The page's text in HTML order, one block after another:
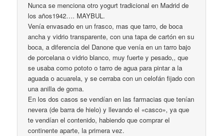
Nunca se menciona otro yogurt tradicional en Madrid de
los años1942…. MAYBUL.
Venía envasado en un frasco, mas que tarro, de boca
ancha y vidrio transparente, con una tapa de cartón en su
boca, a diferencia del Danone que venía en un tarro bajo
de porcelana o vidrio blanco, muy fuerte y pesado,, que
se usaba como pototo o tarro de agua para pintar a la
aguada o acuarela, y se cerraba con un celofán fijado con
una anilla de goma.
En los dos casos se vendían en las farmacias que tenían
nevera (de barra de hielo) y llevando el «casco», ya que
te vendían el contenido, habiendo que comprar el
continente aparte, la primera vez.